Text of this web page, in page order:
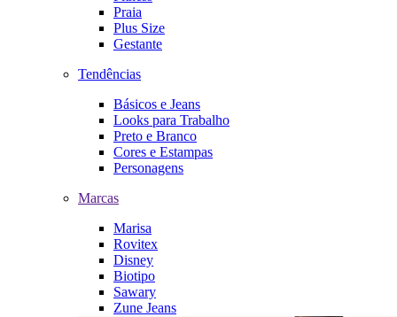
Praia
Plus Size
Gestante
Tendências
Básicos e Jeans
Looks para Trabalho
Preto e Branco
Cores e Estampas
Personagens
Marcas
Marisa
Rovitex
Disney
Biotipo
Sawary
Zune Jeans